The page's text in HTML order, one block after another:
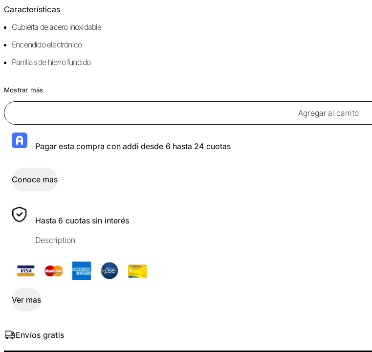
Características
Cubierta de acero inoxidable
Encendido electrónico
Parrillas de hierro fundido
Mostrar más
Agregar al carrito
Pagar esta compra con addi desde 6 hasta 24 cuotas
Conoce mas
Hasta 6 cuotas sin interés
Description
Ver mas
Envíos gratis